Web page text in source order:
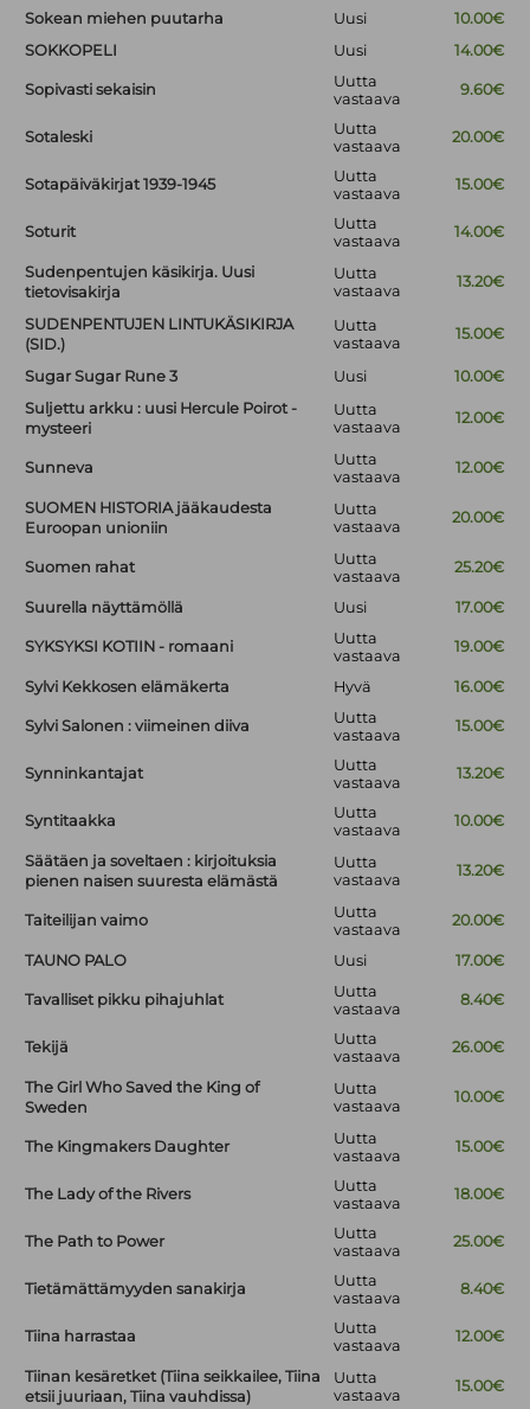
Sokean miehen puutarha Uusi
10.00€
SOKKOPELI
Uusi 14.00€
Sopivasti sekaisin
Uutta
vastaava
9.60€
Sotaleski
Uutta
vastaava
20.00€
Sotapäiväkirjat 1939-1945
Uutta
vastaava
15.00€
Soturit
Uutta
vastaava
14.00€
Sudenpentujen käsikirja. Uusi
tietovisakirja
Uutta
vastaava
13.20€
SUDENPENTUJEN LINTUKÄSIKIRJA
(SID.)
Uutta
vastaava
15.00€
Sugar Sugar Rune 3 Uusi
10.00€
Suljettu arkku : uusi Hercule Poirot -
mysteeri
Uutta
vastaava
12.00€
Sunneva
Uutta
vastaava
12.00€
SUOMEN HISTORIA jääkaudesta
Euroopan unioniin
Uutta
vastaava
20.00€
Suomen rahat
Uutta
vastaava
25.20€
Suurella näyttämöllä Uusi 17.00€
SYKSYKSI KOTIIN - romaani
Uutta
vastaava
19.00€
Sylvi Kekkosen elämäkerta Hyvä 16.00€
Sylvi Salonen : viimeinen diiva
Uutta
vastaava
15.00€
Synninkantajat
Uutta
vastaava
13.20€
Syntitaakka
Uutta
vastaava
10.00€
Säätäen ja soveltaen : kirjoituksia
pienen naisen suuresta elämästä
Uutta
vastaava
13.20€
Taiteilijan vaimo
Uutta
vastaava
20.00€
TAUNO PALO Uusi 17.00€
Tavalliset pikku pihajuhlat
Uutta
vastaava
8.40€
Tekijä
Uutta
vastaava
26.00€
The Girl Who Saved the King of
Sweden
Uutta
vastaava
10.00€
The Kingmakers Daughter
Uutta
vastaava
15.00€
The Lady of the Rivers
Uutta
vastaava
18.00€
The Path to Power
Uutta
vastaava
25.00€
Tietämättämyyden sanakirja
Uutta
vastaava
8.40€
Tiina harrastaa
Uutta
vastaava
12.00€
Tiinan kesäretket (Tiina seikkailee, Tiina
etsii juuriaan, Tiina vauhdissa)
Uutta
vastaava
15.00€